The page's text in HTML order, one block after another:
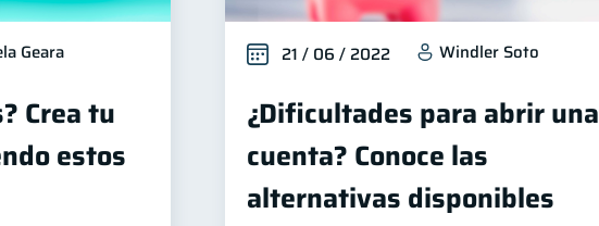
Geara
Crea tu
estos
21 / 06 / 2022 Windler Soto
¿Dificultades para abrir una
cuenta? Conoce las
alternativas disponibles